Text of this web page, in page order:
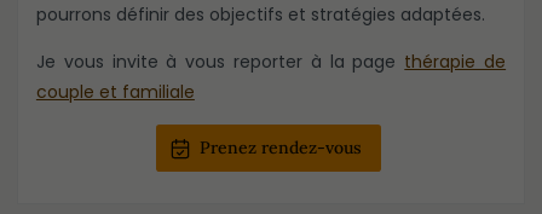
pourrons définir des objectifs et stratégies adaptées.
Je vous invite à vous reporter à la page thérapie de
couple et familiale
Prenez rendez-vous